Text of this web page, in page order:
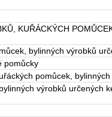
KUŘÁCKÝCH
bylinných výrobků
pomůcky
pomůcek,
výrobků